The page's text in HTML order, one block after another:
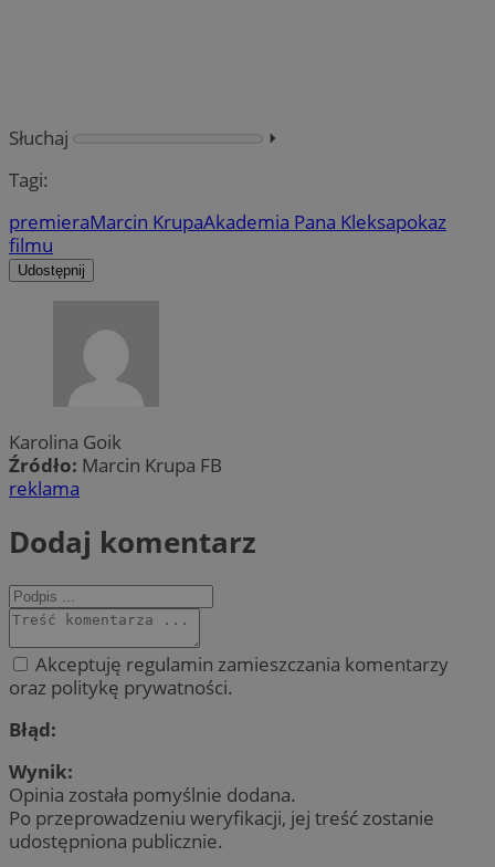
Słuchaj
⏵︎
Tagi:
premieraMarcin KrupaAkademia Pana Kleksapokaz
filmu
Udostępnij
Karolina Goik
Źródło: Marcin Krupa FB
reklama
Dodaj komentarz
Akceptuję regulamin zamieszczania komentarzy
oraz politykę prywatności.
Błąd:
Wynik:
Opinia została pomyślnie dodana.
Po przeprowadzeniu weryfikacji, jej treść zostanie
udostępniona publicznie.